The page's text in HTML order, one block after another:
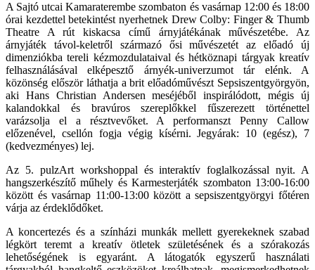
A Sajtó utcai Kamaraterembe szombaton és vasárnap 12:00 és 18:00
órai kezdettel betekintést nyerhetnek Drew Colby: Finger & Thumb
Theatre A rút kiskacsa című árnyjátékának művészetébe. Az
árnyjáték távol-keletről származó ősi művészetét az előadó új
dimenziókba tereli kézmozdulataival és hétköznapi tárgyak kreatív
felhasználásával elképesztő árnyék-univerzumot tár elénk. A
közönség először láthatja a brit előadóművészt Sepsiszentgyörgyön,
aki Hans Christian Andersen meséjéből inspirálódott, mégis új
kalandokkal és bravúros szereplőkkel fűszerezett történettel
varázsolja el a résztvevőket. A performanszt Penny Callow
előzenével, csellón fogja végig kísérni. Jegyárak: 10 (egész), 7
(kedvezményes) lej.
Az 5. pulzArt workshoppal és interaktív foglalkozással nyit. A
hangszerkészítő műhely és Karmesterjáték szombaton 13:00-16:00
között és vasárnap 11:00-13:00 között a sepsiszentgyörgyi főtéren
várja az érdeklődőket.
A koncertezés és a színházi munkák mellett gyerekeknek szabad
légkört teremt a kreatív ötletek születésének és a szórakozás
lehetőségének is egyaránt. A látogatók egyszerű használati